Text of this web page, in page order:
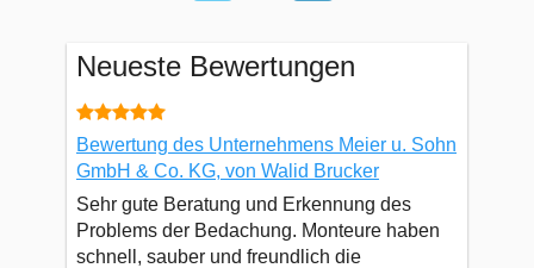
Neueste Bewertungen
Bewertung des Unternehmens Meier u. Sohn
GmbH & Co. KG, von Walid Brucker
Sehr gute Beratung und Erkennung des
Problems der Bedachung. Monteure haben
schnell, sauber und freundlich die